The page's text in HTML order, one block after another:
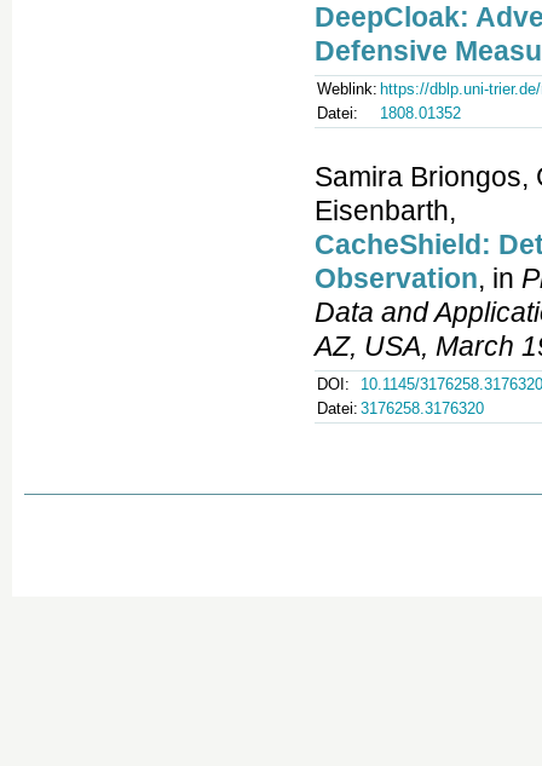
DeepCloak:
Defensive
Weblink: https://dblp.uni-
Datei:
1808.01352
Samira Briongos,
Eisenbarth,
CacheShield:
Observation, in
Data and
AZ, USA, March
DOI:
10.1145/3176258.3176320
Datei: 3176258.3176320